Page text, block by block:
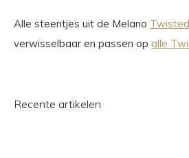
Alle steentjes uit de Melano Twisted
verwisselbaar en passen op alle
Recente artikelen